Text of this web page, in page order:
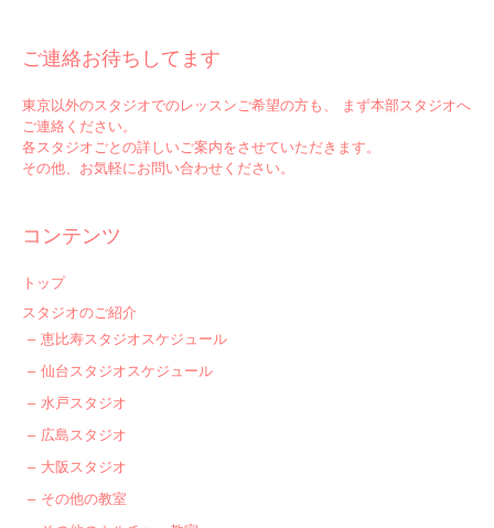
ご連絡お待ちしてます
東京以外のスタジオでのレッスンご希望の方も、 まず本部スタジオへ
ご連絡ください。
各スタジオごとの詳しいご案内をさせていただきます。
その他、お気軽にお問い合わせください。
コンテンツ
トップ
スタジオのご紹介
恵比寿スタジオスケジュール
仙台スタジオスケジュール
水戸スタジオ
広島スタジオ
大阪スタジオ
その他の教室